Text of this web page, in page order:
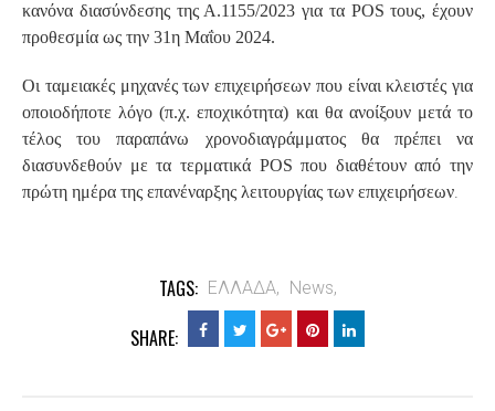
κανόνα διασύνδεσης της Α.1155/2023 για τα POS τους, έχουν
προθεσμία ως την 31η Μαΐου 2024.
Οι ταμειακές μηχανές των επιχειρήσεων που είναι κλειστές για
οποιοδήποτε λόγο (π.χ. εποχικότητα) και θα ανοίξουν μετά το
τέλος του παραπάνω χρονοδιαγράμματος θα πρέπει να
διασυνδεθούν με τα τερματικά POS που διαθέτουν από την
πρώτη ημέρα της επανέναρξης λειτουργίας των επιχειρήσεων.
TAGS: ΕΛΛΑΔΑ, News,
SHARE: